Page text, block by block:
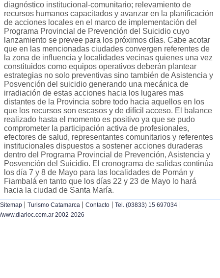
diagnóstico institucional-comunitario; relevamiento de
recursos humanos capacitados y avanzar en la planificación
de acciones locales en el marco de implementación del
Programa Provincial de Prevención del Suicidio cuyo
lanzamiento se prevee para los próximos días. Cabe acotar
que en las mencionadas ciudades convergen referentes de
la zona de influencia y localidades vecinas quienes una vez
constituidos como equipos operativos deberán plantear
estrategias no solo preventivas sino también de Asistencia y
Posvención del suicidio generando una mecánica de
irradiación de estas acciones hacia los lugares mas
distantes de la Provincia sobre todo hacia aquellos en los
que los recursos son escasos y de difícil acceso. El balance
realizado hasta el momento es positivo ya que se pudo
comprometer la participación activa de profesionales,
efectores de salud, representantes comunitarios y referentes
institucionales dispuestos a sostener acciones duraderas
dentro del Programa Provincial de Prevención, Asistencia y
Posvención del Suicidio. El cronograma de salidas continúa
los día 7 y 8 de Mayo para las localidades de Pomán y
Fiambalá en tanto que los días 22 y 23 de Mayo lo hará
hacia la ciudad de Santa María.
Sitemap | Turismo Catamarca | Contacto | Tel. (03833) 15 697034 |
/www.diarioc.com.ar 2002-2026